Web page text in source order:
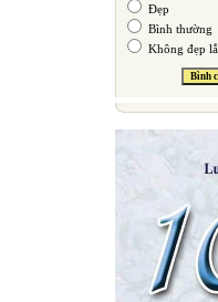
Đẹp
Bình thường
Không đẹp